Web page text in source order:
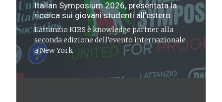
Italian Symposium 2026, presentata la
ricerca sui giovani studenti all’estero
Lattanzio KIBS è knowledge partner alla
seconda edizione dell’evento internazionale
a New York